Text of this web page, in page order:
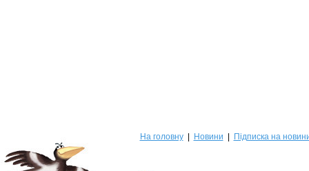
На головну| Новини Підписка на